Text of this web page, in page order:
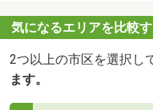
気になるエリアを比較
2つ以上の市区を選択し
ます。